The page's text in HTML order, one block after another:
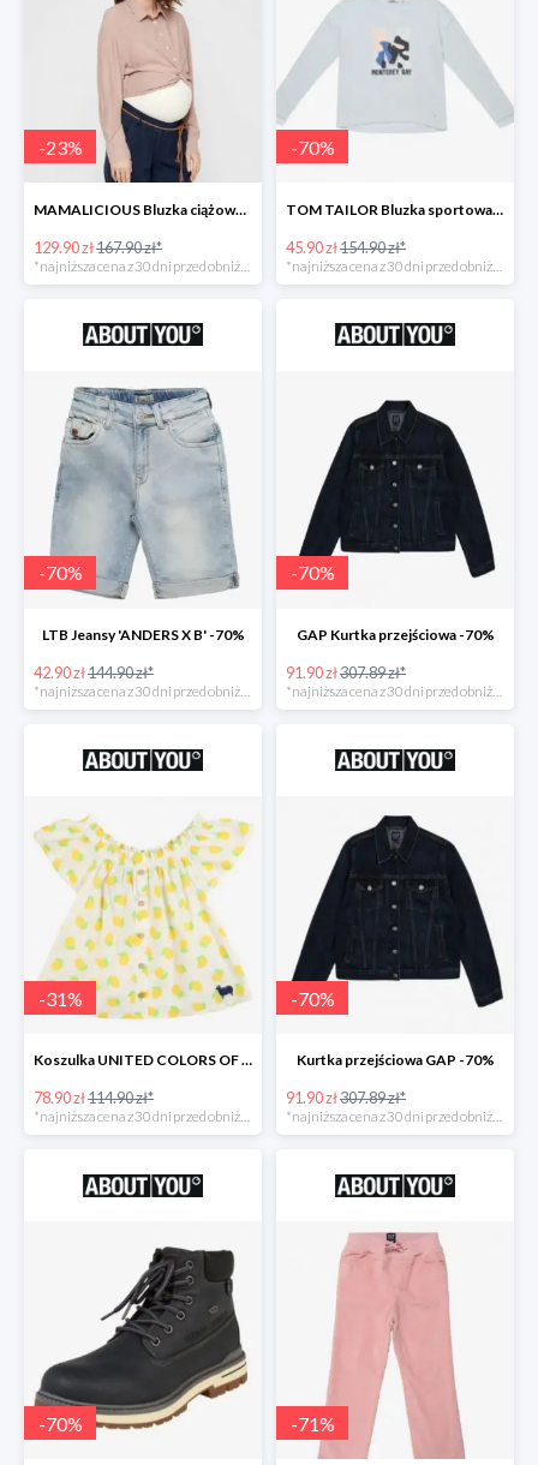
-23%
MAMALICIOUS Bluzka ciążowa -23%
129.90 zł167.90 zł*
-70%
TOM TAILOR Bluzka sportowa -70%
45.90 zł154.90 zł*
-70%
LTB Jeansy 'ANDERS X B' -70%
42.90 zł144.90 zł*
*najniższa cena z 30 dni przed obniżką
-70%
GAP Kurtka przejściowa -70%
91.90 zł307.89 zł*
*najniższa cena z 30 dni przed obniżką
-31%
Koszulka UNITED COLORS OF BENETTON
78.90 zł114.90 zł*
*najniższa cena z 30 dni przed obniżką
-70%
Kurtka przejściowa GAP -70%
91.90 zł307.89 zł*
*najniższa cena z 30 dni przed obniżką
-70% -71%